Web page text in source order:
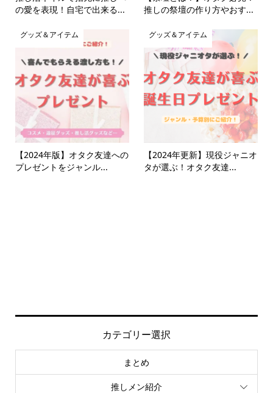
の愛を表現！自宅で出来る...
推しの祭壇の作り方やおす...
グッズ＆アイテム
【2024年版】オタク友達への
プレゼントをジャンル...
グッズ＆アイテム
【2024年更新】現役ジャニオ
タが選ぶ！オタク友達...
カテゴリー選択
まとめ
推しメン紹介